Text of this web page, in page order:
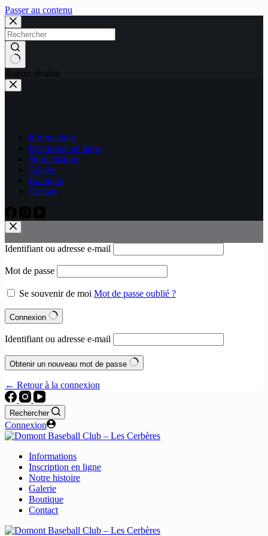
Passer au contenu
Aucun résultat
Informations
Inscription en ligne
Notre histoire
Galerie
Boutique
Contact
Identifiant ou adresse e-mail
Mot de passe
Se souvenir de moi Mot de passe oublié ?
Connexion
Identifiant ou adresse e-mail
Obtenir un nouveau mot de passe
← Retour à la connexion
Rechercher
Connexion
Informations
Inscription en ligne
Notre histoire
Galerie
Boutique
Contact